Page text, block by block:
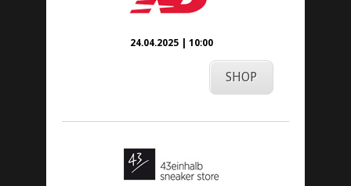
24.04.2025 | 10:00
SHOP